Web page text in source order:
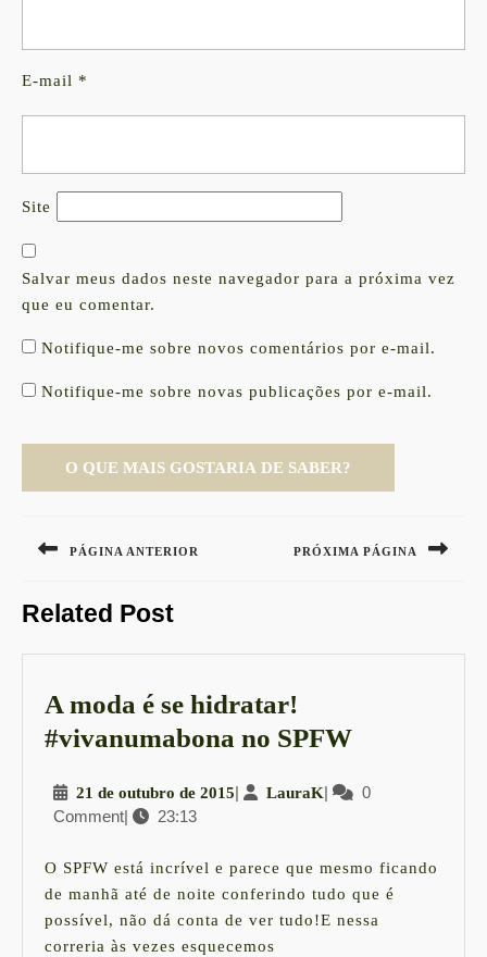
E-mail *
Site
Salvar meus dados neste navegador para a próxima vez
que eu comentar.
Notifique-me sobre novos comentários por e-mail.
Notifique-me sobre novas publicações por e-mail.
de
PÁGINA ANTERIOR
post:
PRÓXIMA PÁGINA
Related Post
A moda é se hidratar!
#vivanumabona no SPFWA
é
hidratar!
no
21 de outubro de 201521
de
2015
| LauraKLauraK
|
0
Comment| 23:13
O SPFW está incrível e parece que mesmo ficando
de manhã até de noite conferindo tudo que é
possível, não dá conta de ver tudo!E nessa
correria às vezes esquecemos